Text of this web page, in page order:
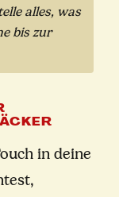
alles, was
bis zur
in deine